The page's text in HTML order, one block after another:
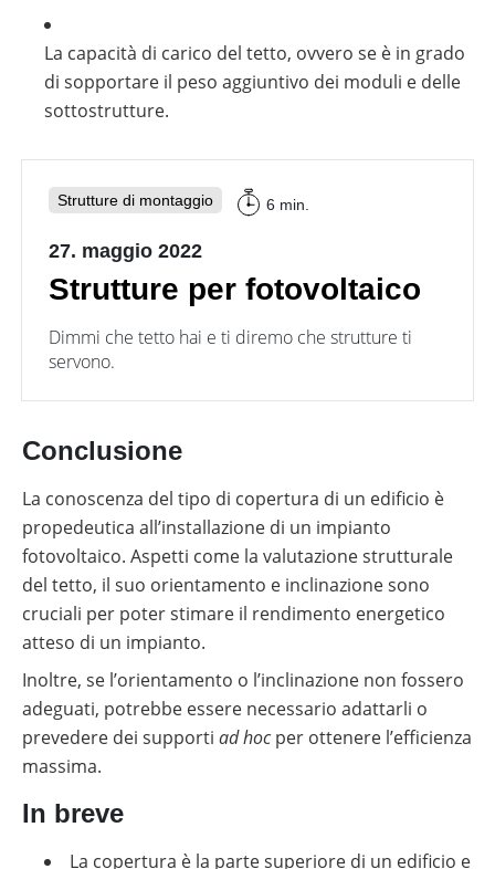
La capacità di carico del tetto, ovvero se è in grado
di sopportare il peso aggiuntivo dei moduli e delle
sottostrutture.
Strutture di montaggio 6 min.
27. maggio 2022
Strutture per fotovoltaico
Dimmi che tetto hai e ti diremo che strutture ti
servono.
Conclusione
La conoscenza del tipo di copertura di un edificio è
propedeutica all’installazione di un impianto
fotovoltaico. Aspetti come la valutazione strutturale
del tetto, il suo orientamento e inclinazione sono
cruciali per poter stimare il rendimento energetico
atteso di un impianto.
Inoltre, se l’orientamento o l’inclinazione non fossero
adeguati, potrebbe essere necessario adattarli o
prevedere dei supporti ad hocper ottenere l’efficienza
massima.
In breve
La copertura è la parte superiore di un edificio e